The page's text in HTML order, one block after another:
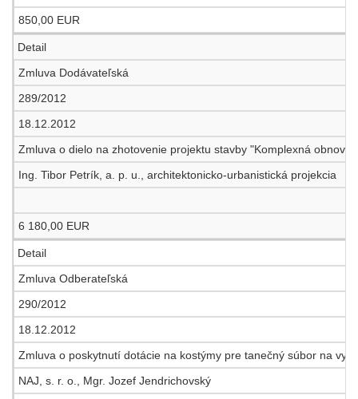
850,00 EUR
Detail
Zmluva Dodávateľská
289/2012
18.12.2012
Zmluva o dielo na zhotovenie projektu stavby "Komplexná obnova
Ing. Tibor Petrík, a. p. u., architektonicko-urbanistická projekcia
6 180,00 EUR
Detail
Zmluva Odberateľská
290/2012
18.12.2012
Zmluva o poskytnutí dotácie na kostýmy pre tanečný súbor na
NAJ, s. r. o., Mgr. Jozef Jendrichovský